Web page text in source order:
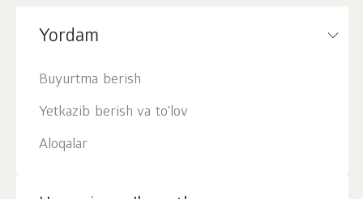
Yordam
Buyurtma berish
Yetkazib berish va to'lov
Aloqalar